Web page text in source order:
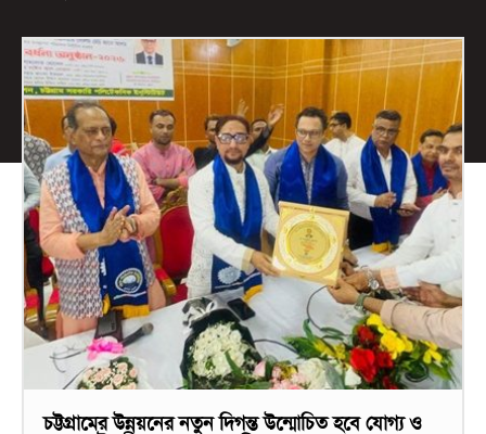
চট্টগ্রামের উন্নয়নের নতুন দিগন্ত উন্মোচিত হবে যোগ্য ও